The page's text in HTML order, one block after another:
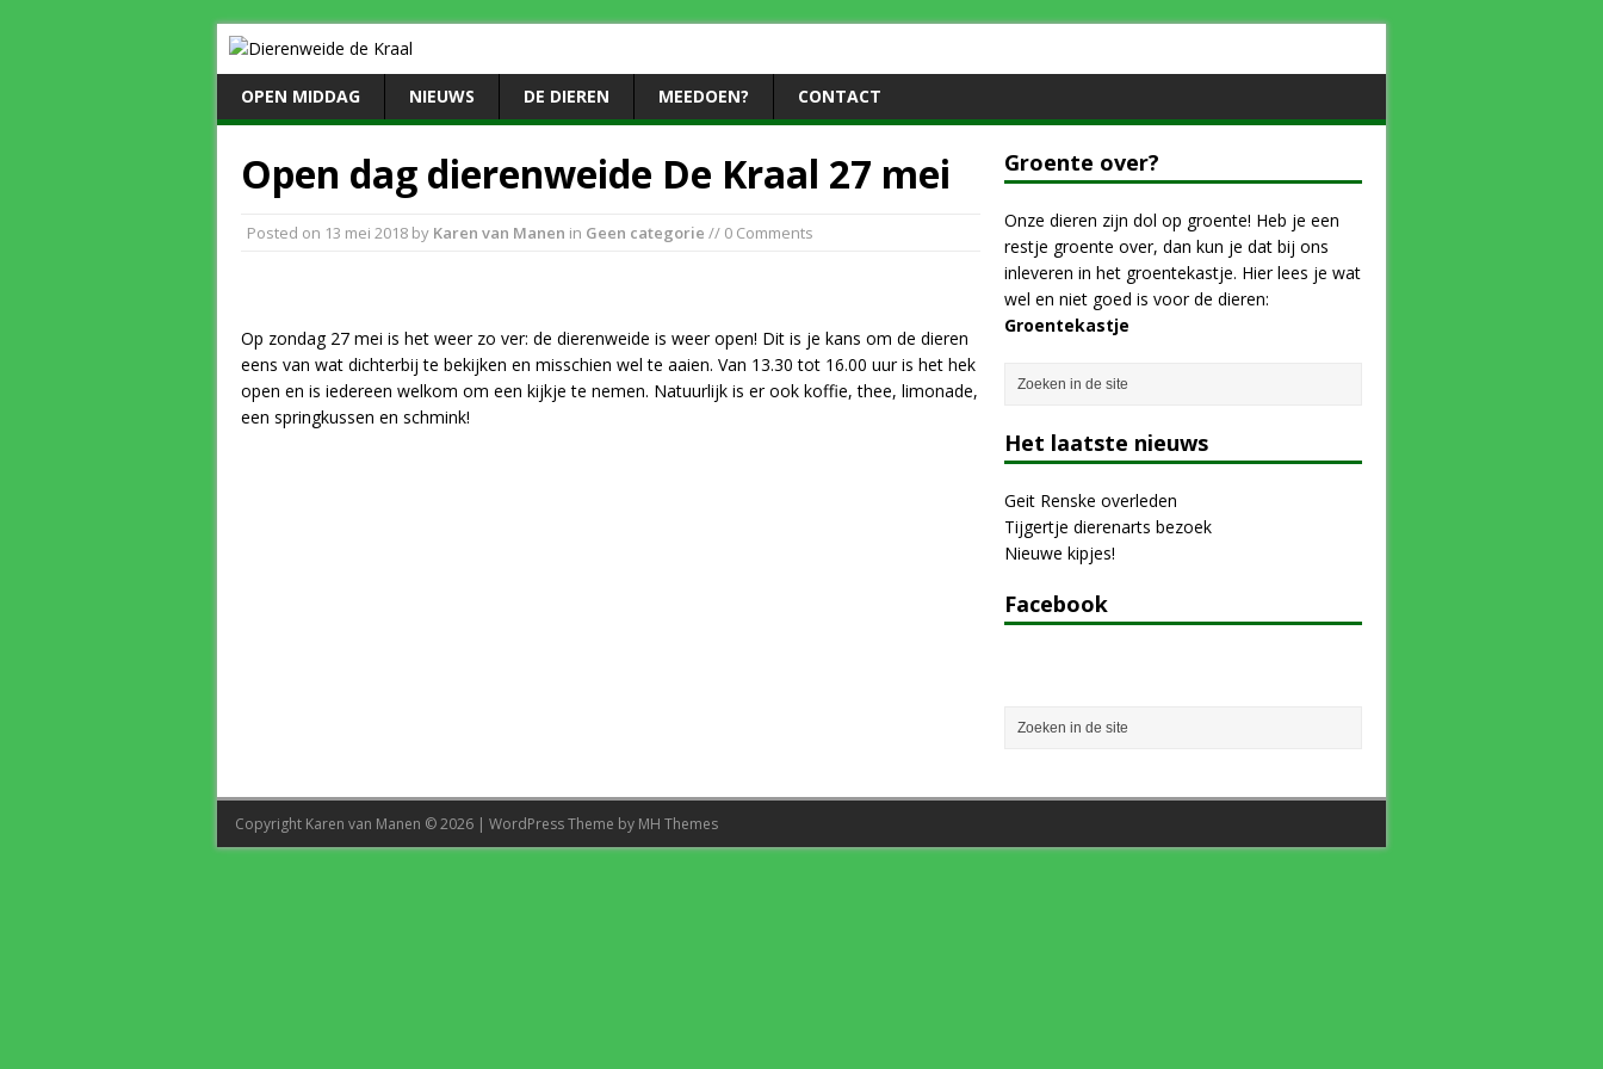
OPEN MIDDAG NIEUWS DE DIEREN MEEDOEN? CONTACT
Open dag dierenweide De Kraal 27 mei
Posted on 13 mei 2018 by Karen van Manen in Geen categorie // 0 Comments
Op zondag 27 mei is het weer zo ver: de dierenweide is weer open! Dit is je kans om de dieren
eens van wat dichterbij te bekijken en misschien wel te aaien. Van 13.30 tot 16.00 uur is het hek
open en is iedereen welkom om een kijkje te nemen. Natuurlijk is er ook koffie, thee, limonade,
een springkussen en schmink!
Groente over?
Onze dieren zijn dol op groente! Heb je een
restje groente over, dan kun je dat bij ons
inleveren in het groentekastje. Hier lees je wat
wel en niet goed is voor de dieren:
Groentekastje
Het laatste nieuws
Geit Renske overleden
Tijgertje dierenarts bezoek
Nieuwe kipjes!
Facebook
Copyright Karen van Manen © 2026 | WordPress Theme by MH Themes